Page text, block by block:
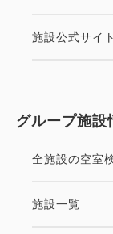
屋が手狭になり
泊/1台につき
事前予約不要
施設公式サイト
グループ施設
全施設の空室
施設一覧